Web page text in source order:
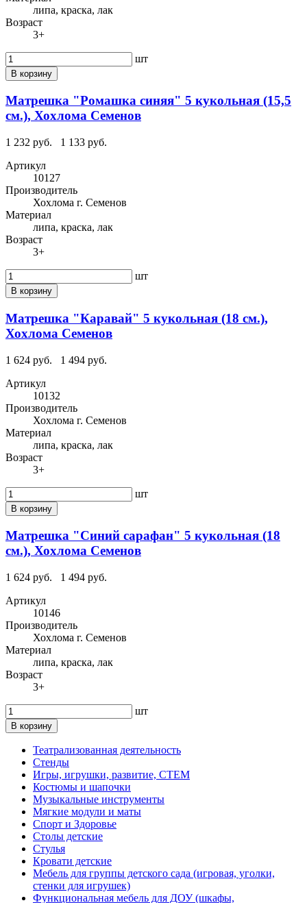
липа, краска, лак
Возраст
3+
шт
В корзину
Матрешка "Ромашка синяя" 5 кукольная (15,5
см.), Хохлома Семенов
1 232 руб.
1 133 руб.
Артикул
10127
Производитель
Хохлома г. Семенов
Материал
липа, краска, лак
Возраст
3+
шт
В корзину
Матрешка "Каравай" 5 кукольная (18 см.),
Хохлома Семенов
1 624 руб.
1 494 руб.
Артикул
10132
Производитель
Хохлома г. Семенов
Материал
липа, краска, лак
Возраст
3+
шт
В корзину
Матрешка "Синий сарафан" 5 кукольная (18
см.), Хохлома Семенов
1 624 руб.
1 494 руб.
Артикул
10146
Производитель
Хохлома г. Семенов
Материал
липа, краска, лак
Возраст
3+
шт
В корзину
Театрализованная деятельность
Стенды
Игры, игрушки, развитие, СТЕМ
Костюмы и шапочки
Музыкальные инструменты
Мягкие модули и маты
Спорт и Здоровье
Столы детские
Стулья
Кровати детские
Мебель для группы детского сада (игровая, уголки,
стенки для игрушек)
Функциональная мебель для ДОУ (шкафы,